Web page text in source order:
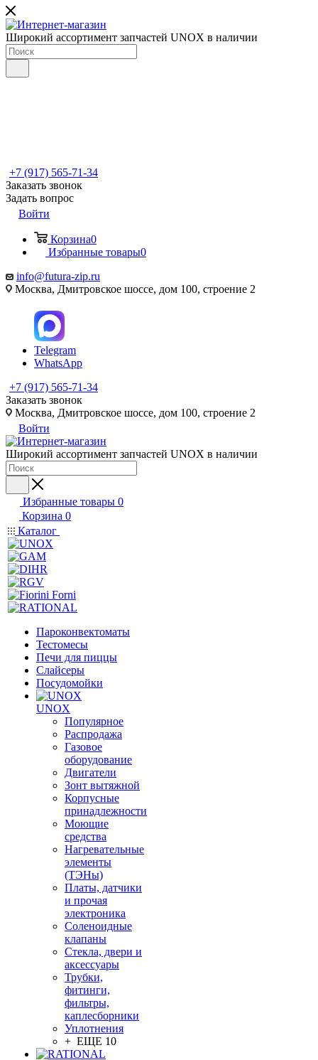
Широкий ассортимент запчастей UNOX в наличии
+7 (917) 565-71-34
Заказать звонок
Задать вопрос
Войти
Корзина0
Избранные товары0
info@futura-zip.ru
Москва, Дмитровское шоссе, дом 100, строение 2
Telegram
WhatsApp
+7 (917) 565-71-34
Заказать звонок
Москва, Дмитровское шоссе, дом 100, строение 2
Войти
Широкий ассортимент запчастей UNOX в наличии
Избранные товары 0
Корзина 0
Каталог
Пароконвектоматы
Тестомесы
Печи для пиццы
Слайсеры
Посудомойки
UNOX
Популярное
Распродажа
Газовое
оборудование
Двигатели
Зонт вытяжной
Корпусные
принадлежности
Моющие
средства
Нагревательные
элементы
(ТЭНы)
Платы, датчики
и прочая
электроника
Соленоидные
клапаны
Стекла, двери и
аксессуары
Трубки,
фитинги,
фильтры,
каплесборники
Уплотнения
+ ЕЩЕ 10